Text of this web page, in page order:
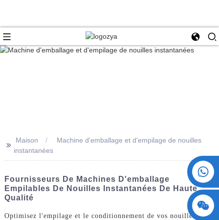
>>
Maison
Machine d'emballage et d'empilage de nouilles
instantanées
Fournisseurs De Machines D'emballage
Empilables De Nouilles Instantanées De Haute
Qualité
Optimisez l'empilage et le conditionnement de vos nouilles